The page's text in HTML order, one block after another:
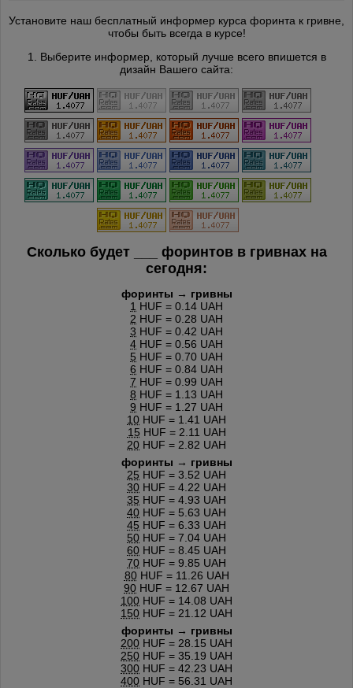
Установите наш бесплатный информер курса форинта к гривне,
чтобы быть всегда в курсе!
1. Выберите информер, который лучше всего впишется в
дизайн Вашего сайта:
Сколько будет
форинтов в гривнах на
сегодня:
форинты → гривны
1 HUF = 0.14 UAH
2 HUF = 0.28 UAH
3 HUF = 0.42 UAH
4 HUF = 0.56 UAH
5 HUF = 0.70 UAH
6 HUF = 0.84 UAH
7 HUF = 0.99 UAH
8 HUF = 1.13 UAH
9 HUF = 1.27 UAH
10 HUF = 1.41 UAH
15 HUF = 2.11 UAH
20 HUF = 2.82 UAH
форинты → гривны
25 HUF = 3.52 UAH
30 HUF = 4.22 UAH
35 HUF = 4.93 UAH
40 HUF = 5.63 UAH
45 HUF = 6.33 UAH
50 HUF = 7.04 UAH
60 HUF = 8.45 UAH
70 HUF = 9.85 UAH
80HUF = 11.26 UAH
90 HUF = 12.67 UAH
100 HUF = 14.08 UAH
150 HUF = 21.12 UAH
форинты → гривны
200 HUF = 28.15 UAH
250 HUF = 35.19 UAH
300 HUF = 42.23 UAH
400 HUF = 56.31 UAH